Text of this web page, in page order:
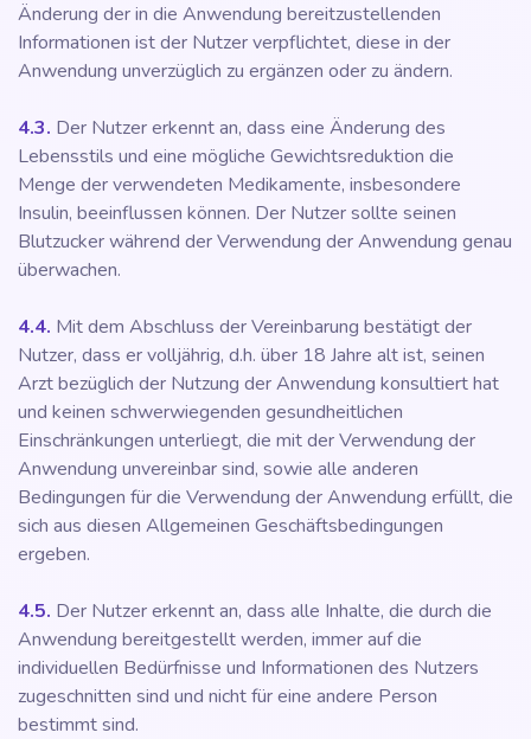
Änderung der in die Anwendung bereitzustellenden
Informationen ist der Nutzer verpflichtet, diese in der
Anwendung unverzüglich zu ergänzen oder zu ändern.
4.3. Der Nutzer erkennt an, dass eine Änderung des
Lebensstils und eine mögliche Gewichtsreduktion die
Menge der verwendeten Medikamente, insbesondere
Insulin, beeinflussen können. Der Nutzer sollte seinen
Blutzucker während der Verwendung der Anwendung genau
überwachen.
4.4. Mit dem Abschluss der Vereinbarung bestätigt der
Nutzer, dass er volljährig, d.h. über 18 Jahre alt ist, seinen
Arzt bezüglich der Nutzung der Anwendung konsultiert hat
und keinen schwerwiegenden gesundheitlichen
Einschränkungen unterliegt, die mit der Verwendung der
Anwendung unvereinbar sind, sowie alle anderen
Bedingungen für die Verwendung der Anwendung erfüllt, die
sich aus diesen Allgemeinen Geschäftsbedingungen
ergeben.
4.5. Der Nutzer erkennt an, dass alle Inhalte, die durch die
Anwendung bereitgestellt werden, immer auf die
individuellen Bedürfnisse und Informationen des Nutzers
zugeschnitten sind und nicht für eine andere Person
bestimmt sind.